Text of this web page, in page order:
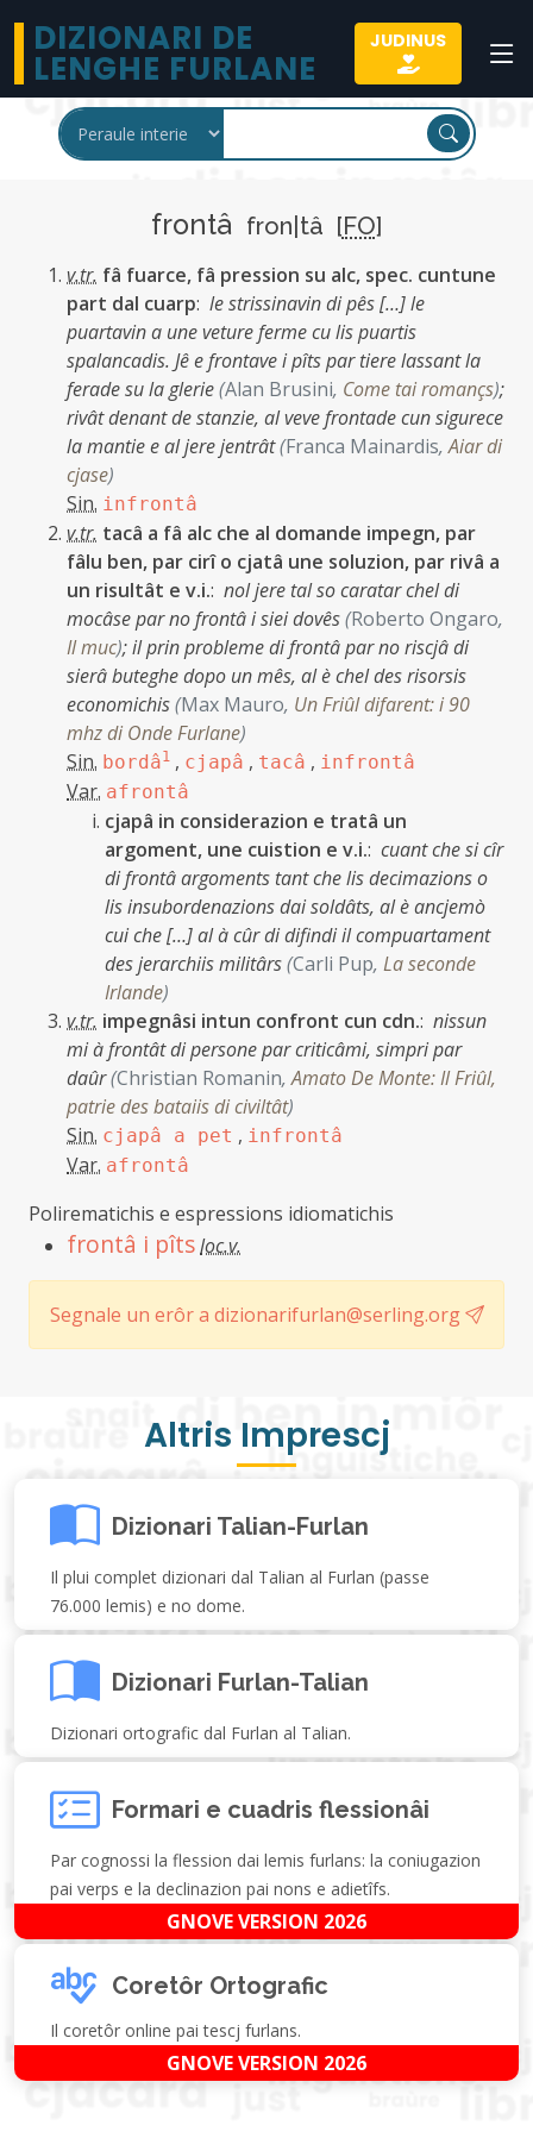
DIZIONARI DE
LENGHE FURLANE
JUDINUS
frontâ fron|tâ [FO]
v.tr. fâ fuarce, fâ pression su alc, spec. cuntune
part dal cuarp: le strissinavin di pês […] le
puartavin a une veture ferme cu lis puartis
spalancadis. Jê e frontave i pîts par tiere lassant la
ferade su la glerie(Alan Brusini, Come tai romançs);
rivât denant de stanzie, al veve frontade cun sigurece
la mantie e al jere jentrât(Franca Mainardis,Aiar di
cjase)
Sin. infrontâ
v.tr. tacâ a fâ alc che al domande impegn, par
fâlu ben, par cirî o cjatâ une soluzion, par rivâ a
un risultât e v.i.: nol jere tal so caratar chel di
mocâse par no frontâ i siei dovês(Roberto Ongaro,
Il muc);il prin probleme di frontâ par no riscjâ di
sierâ buteghe dopo un mês, al è chel des risorsis
economichis(Max Mauro, Un Friûl difarent: i 90
mhz di Onde Furlane)
Sin. bordâ1 , cjapâ , tacâ , infrontâ
Var. afrontâ
cjapâ in considerazion e tratâ un
argoment, une cuistion e v.i.: cuant che si cîr
di frontâ argoments tant che lis decimazions o
lis insubordenazions dai soldâts, al è ancjemò
cui che […] al à cûr di difindi il compuartament
des jerarchiis militârs(Carli Pup, La seconde
Irlande)
v.tr. impegnâsi intun confront cun cdn.: nissun
mi à frontât di persone par criticâmi, simpri par
daûr(Christian Romanin,Amato De Monte: Il Friûl,
patrie des bataiis di civiltât)
Sin. cjapâ a pet , infrontâ
Var. afrontâ
Polirematichis e espressions idiomatichis
frontâ i pîtsloc.v.
Segnale un erôr a dizionarifurlan@serling.org
Altris Imprescj
Dizionari Talian-Furlan
Il plui complet dizionari dal Talian al Furlan (passe
76.000 lemis) e no dome.
Dizionari Furlan-Talian
Dizionari ortografic dal Furlan al Talian.
Formari e cuadris flessionâi
Par cognossi la flession dai lemis furlans: la coniugazion
pai verps e la declinazion pai nons e adietîfs.
GNOVE VERSION 2026
Coretôr Ortografic
Il coretôr online pai tescj furlans.
GNOVE VERSION 2026